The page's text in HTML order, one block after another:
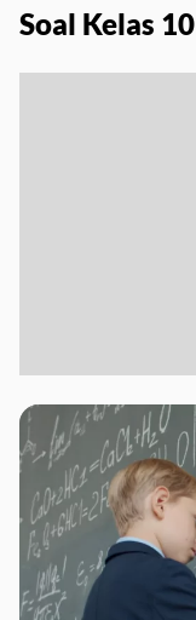
Soal Kelas 10